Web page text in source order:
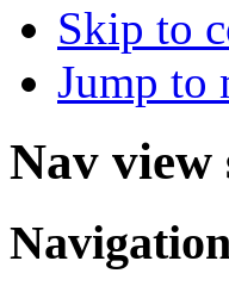
Skip to
Jump to
Nav view